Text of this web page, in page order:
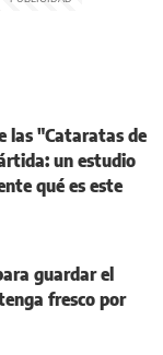
las "Cataratas de
un estudio
qué es este
guardar el
fresco por